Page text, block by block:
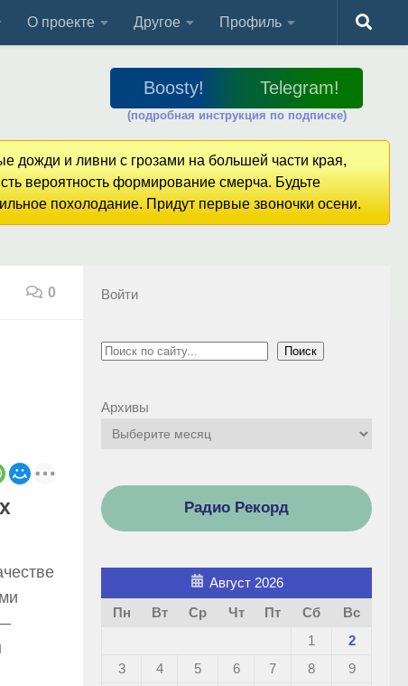
О проекте Другое Профиль
Boosty! Telegram!
(подробная инструкция по подписке)
дожди и ливни с грозами на большей части края,
вероятность формирование смерча. Будьте
похолодание. Придут первые звоночки осени.
0 Войти
Поиск Поиск
Архивы
Радио Рекорд
Август 2026
Пн
Вт Ср Чт Пт Сб
Вс
1
2
3
4 5 6 7 8
9